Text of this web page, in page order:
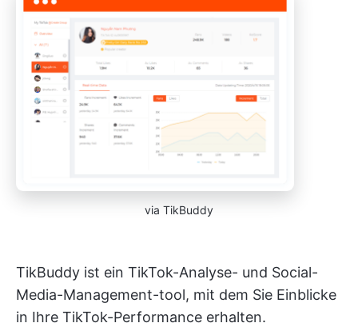
via TikBuddy
TikBuddy ist ein TikTok-Analyse- und Social-
Media-Management-tool, mit dem Sie Einblicke
in Ihre TikTok-Performance erhalten.